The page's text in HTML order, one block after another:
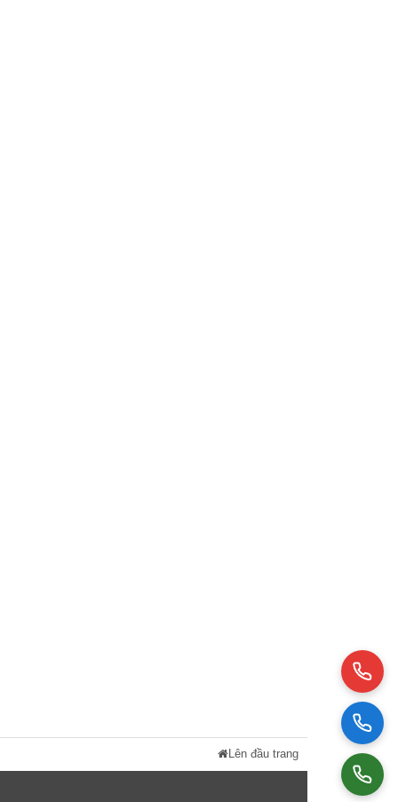
Lên đầu trang